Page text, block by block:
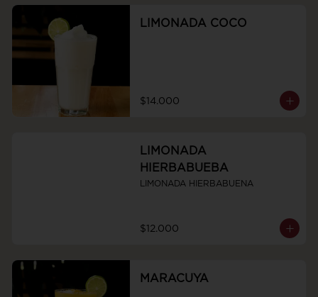
LIMONADA COCO
$14.000
LIMONADA
HIERBABUEBA
LIMONADA HIERBABUENA
$12.000
MARACUYA